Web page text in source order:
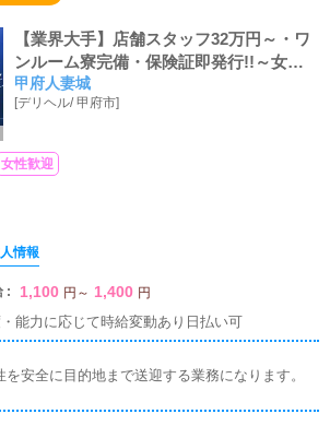
【業界大手】店舗スタッフ32万円～・ワ
ンルーム寮完備・保険証即発行!!～女性
スタッフも大活躍中～～★
甲府人妻城
[デリヘル/甲府市]
女性歓迎
情報
: 1,100 円 ～ 1,400 円
能力に応じて時給変動あり日払い可
を安全に目的地まで送迎する業務になります。